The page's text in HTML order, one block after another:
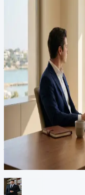
Cipriote
în
În economia online în
digital, consultanții în
în ce mai mult modalități
reduce expunerea fiscală